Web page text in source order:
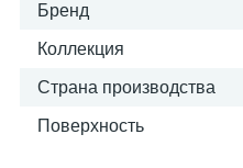
Бренд
Коллекция
Страна производства
Поверхность